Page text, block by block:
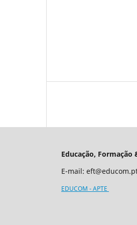
Educação, Formação
E-mail:
EDUCOM - APTE